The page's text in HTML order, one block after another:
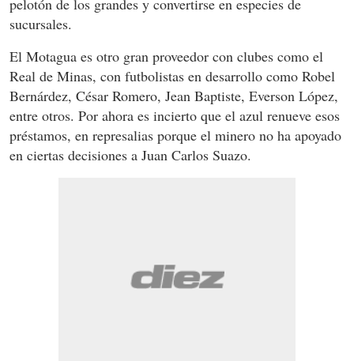
pelotón de los grandes y convertirse en especies de
sucursales.
El Motagua es otro gran proveedor con clubes como el
Real de Minas, con futbolistas en desarrollo como Robel
Bernárdez, César Romero, Jean Baptiste, Everson López,
entre otros. Por ahora es incierto que el azul renueve esos
préstamos, en represalias porque el minero no ha apoyado
en ciertas decisiones a Juan Carlos Suazo.